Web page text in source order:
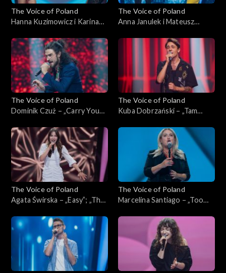
The Voice of Poland
Hanna Kuzimowicz i Karina
You Now”; „The Voice of
Poland”, Bitwy, 11
października 2025
The Voice of Poland
Anna Janulek i Mateusz
Voice of Poland”, Bitwy, 11
października 2025
The Voice of Poland
Dominik Czuż – „Carry You
Poland”, Przesłuchania w
ciemno, 4 października 2025
The Voice of Poland
Kuba Dobrzański – „Tam
of Poland”, Przesłuchania w
ciemno, 4 października 2025
The Voice of Poland
Agata Świrska – „Easy”; „The
Przesłuchania w ciemno, 4
października 2025
The Voice of Poland
Marcelina Santiago – „Too
Poland”, Przesłuchania w
ciemno, 4 października 2025